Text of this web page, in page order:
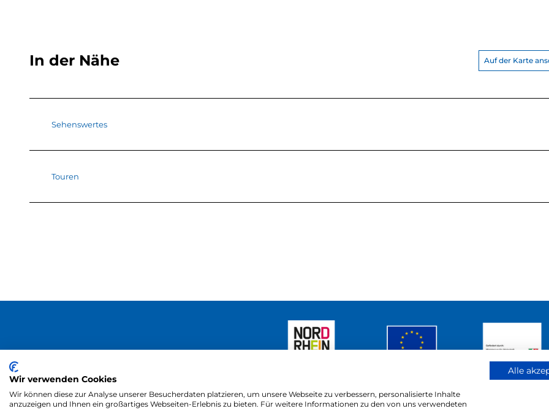
In der Nähe Auf der Karte
Sehenswertes
Touren
Wir verwenden Cookies
Wir können diese zur Analyse unserer Besucherdaten platzieren, um unsere Webseite zu verbessern, personalisierte Inhalte
anzuzeigen und Ihnen ein großartiges Webseiten-Erlebnis zu bieten. Für weitere Informationen zu den von uns verwendeten
Alle